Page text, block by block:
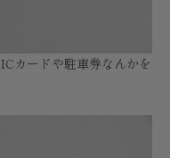
カードや駐車券なんかを